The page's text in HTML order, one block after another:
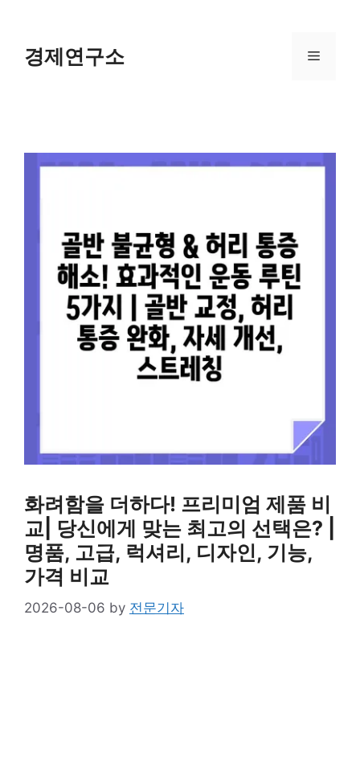
content경제연구소 Menu
화려함을 더하다! 프리미엄 제품 비
교| 당신에게 맞는 최고의 선택은? |
명품, 고급, 럭셔리, 디자인, 기능,
가격 비교
2026-08-06 by 전문기자